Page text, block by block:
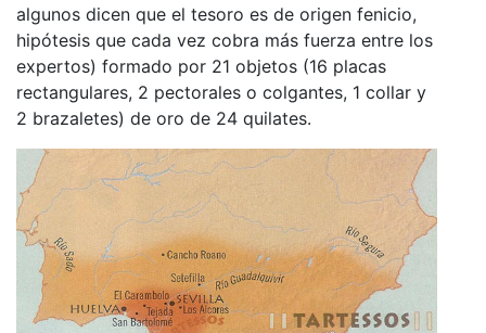
algunos dicen que el tesoro es de origen fenicio,
hipótesis que cada vez cobra más fuerza entre los
expertos) formado por 21 objetos (16 placas
rectangulares, 2 pectorales o colgantes, 1 collar y
2 brazaletes) de oro de 24 quilates.